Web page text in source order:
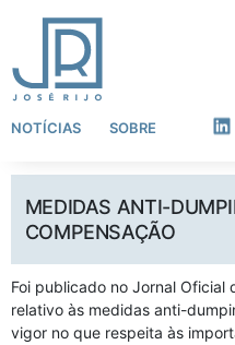
NOTÍCIAS SOBRE
MEDIDAS ANTI-
COMPENSAÇÃO
Foi publicado no Jornal Oficial
relativo às medidas anti-
vigor no que respeita às